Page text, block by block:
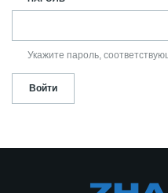
Укажите пароль,